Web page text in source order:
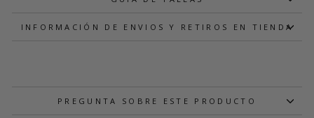
INFORMACIÓN DE ENVIOS Y RETIROS EN TIENDA
PREGUNTA SOBRE ESTE PRODUCTO